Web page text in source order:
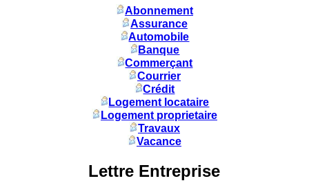
Abonnement
Assurance
Automobile
Banque
Commerçant
Courrier
Crédit
Logement locataire
Logement proprietaire
Travaux
Vacance
Lettre Entreprise